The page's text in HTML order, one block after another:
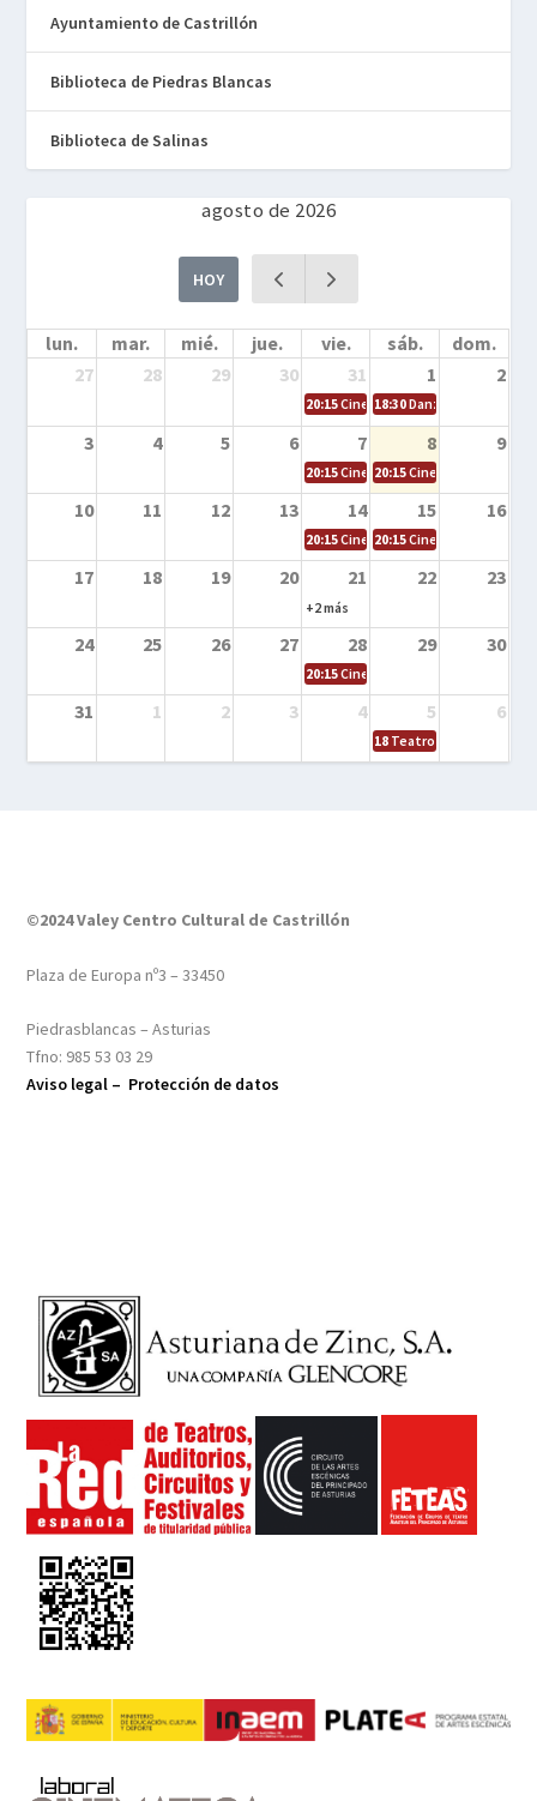
Ayuntamiento de Castrillón
Biblioteca de Piedras Blancas
Biblioteca de Salinas
agosto de 2026
HOY
lun. mar. mié. jue. vie. sáb.
dom.
27
28 29 30 31 1 2
20:15Cine en la calle – Cómo
18:30Danza – Cita en el
3 4 5 6 7 8 9
20:15Cine en la calle – El niño y la
20:15Cine en la calle –
10 11 12 13 14 15 16
20:15Cine en la calle – Tortugas
20:15Cine en la calle –
17 18 19 20 21 22 23
+2 más
24 25 26 27 28 29 30
20:15Cine en el calle – Tintín y el
31 1 2 3 4 5 6
18 Teatro – Tres
©2024 Valey Centro Cultural de Castrillón
Plaza de Europa nº3 – 33450
Piedrasblancas – Asturias
Tfno: 985 53 03 29
Aviso legal – Protección de datos